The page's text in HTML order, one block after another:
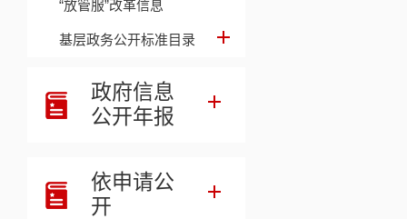
“放管服”改革信息
基层政务公开标准目录
政府信息
公开年报
依申请公
开